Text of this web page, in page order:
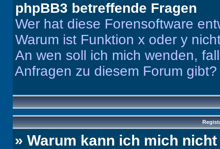
phpBB3 betreffende Fragen
Wer hat diese Forensoftware
Warum ist Funktion x oder y
An wen soll ich mich wenden,
Anfragen zu diesem Forum gibt?
» Warum kann ich mich